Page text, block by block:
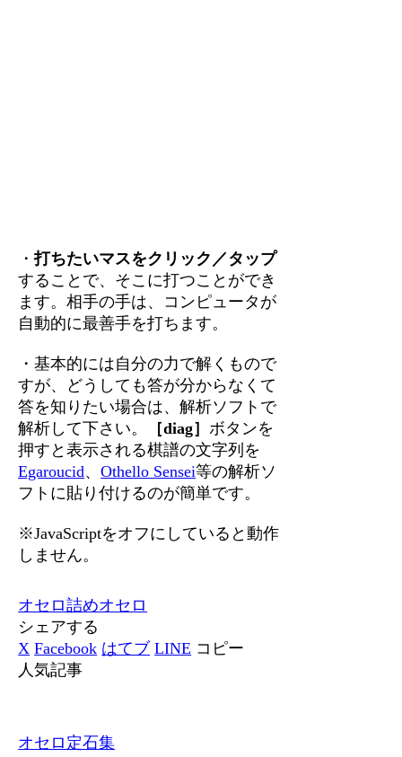
・打ちたいマスをクリック／タップ
することで、そこに打つことができ
ます。相手の手は、コンピュータが
自動的に最善手を打ちます。
・基本的には自分の力で解くもので
すが、どうしても答が分からなくて
答を知りたい場合は、解析ソフトで
解析して下さい。
［diag］ ボタンを
押すと表示される棋譜の文字列を
Egaroucid、Othello Sensei等の解析ソ
フトに貼り付けるのが簡単です。
※JavaScriptをオフにしていると動作
しません。
オセロ詰めオセロ
シェアする
X Facebook はてブ LINE コピー
人気記事
オセロ定石集